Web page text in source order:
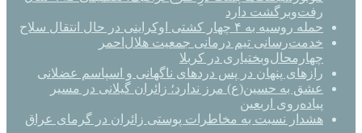
رفت‌وبرگشت دارد
حمله روسیه به ۴ چهار کشتی اوکراینی در حال انتقال سلاح
خدمت‌رسانی تیم درمانی جمعیت هلال‌احمر
چهارمحال‌وبختیاری در کربلا
رازهای پنهان در پس دردهای ناگهانی و اسپاسم عضلانی
عشق به حسین(ع) مرز ندارد؛ زائران گیلانی در مسیر
پیاده‌روی اربعین
هشدار نسبت به مخاطرات پوستی زائران در گرمای عراق